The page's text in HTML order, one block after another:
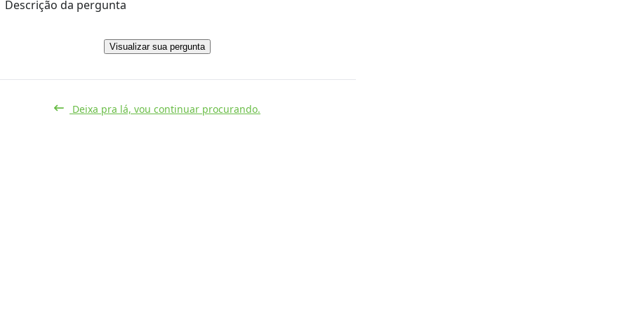
Descrição da pergunta
Visualizar sua pergunta
Deixa pra lá, vou continuar procurando.